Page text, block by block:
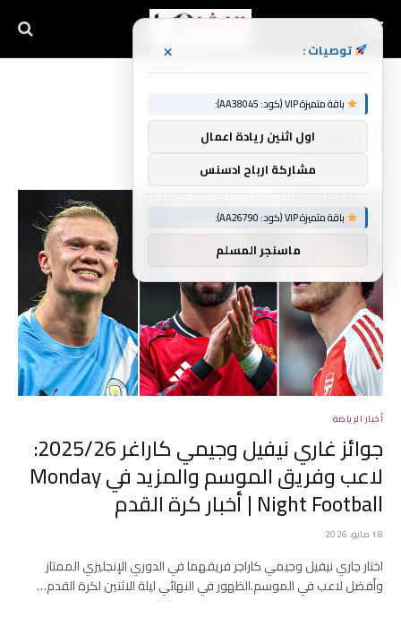
FOOTBALL
أخبار الرياضة
جوائز غاري نيفيل وجيمي كاراغر 2025/26:
لاعب وفريق الموسم والمزيد في Monday
Night Football | أخبار كرة القدم
18 مايو، 2026
اختار جاري نيفيل وجيمي كاراجر فريقهما في الدوري الإنجليزي الممتاز
وأفضل لاعب في الموسم.الظهور في النهائي ليلة الاثنين لكرة القدم…
توصيات : ×
باقة متميزة VIP (كود: AA38045):
اول اثنين ريادة اعمال
مشاركة ارباح ادسنس
باقة متميزة VIP (كود: AA26790):
ماسنجر المسلم